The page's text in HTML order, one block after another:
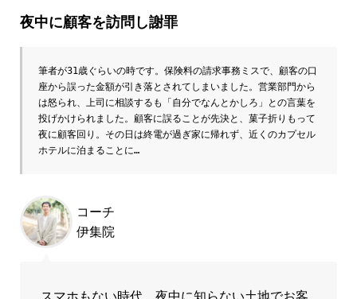
夜中に顧客を訪問し謝罪
筆者が31歳ぐらいの時です。保険料の請求事務ミスで、顧客の口
座から誤った金額が引き落とされてしまいました。営業部門から
は怒られ、上司に相談するも「自分でなんとかしろ」との言葉を
投げかけられました。顧客に誤ることが先決と、菓子折りもって
夜に顧客回り。その日は終電が過ぎ家に帰れず、近くのカプセル
ホテルに泊まることに…
コーチ
伊集院
スマホもない時代、夜中に知らない土地でお客